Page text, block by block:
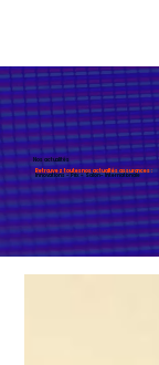
Nos actualités
Retrouvez toutes nos actualités assurances :
Innovations - Prix - Salon - Internationale